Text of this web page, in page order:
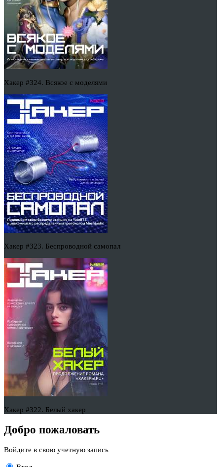
Хакер #324. Всякое с моделями
Хакер #323. Беспроводной самопал
Хакер #322. Белый хакер
Добро пожаловать
Войдите в свою учетную запись